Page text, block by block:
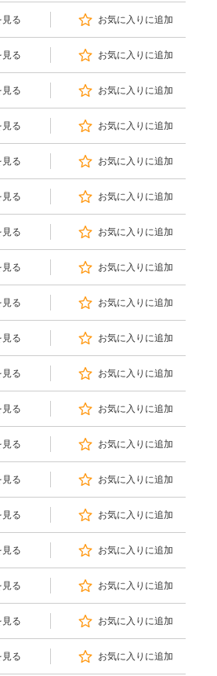
る お気に入りに追加
る お気に入りに追加
る お気に入りに追加
る お気に入りに追加
る お気に入りに追加
る お気に入りに追加
る お気に入りに追加
る お気に入りに追加
る お気に入りに追加
る お気に入りに追加
る お気に入りに追加
る お気に入りに追加
る お気に入りに追加
る お気に入りに追加
る お気に入りに追加
る お気に入りに追加
る お気に入りに追加
る お気に入りに追加
る お気に入りに追加